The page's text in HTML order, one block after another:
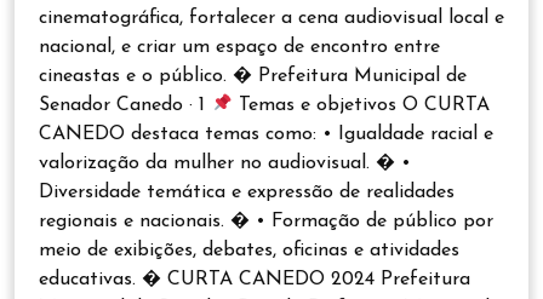
cinematográfica, fortalecer a cena audiovisual local e
nacional, e criar um espaço de encontro entre
cineastas e o público. � Prefeitura Municipal de
Senador Canedo · 1
Temas e objetivos O CURTA
CANEDO destaca temas como: • Igualdade racial e
valorização da mulher no audiovisual. � •
Diversidade temática e expressão de realidades
regionais e nacionais. � • Formação de público por
meio de exibições, debates, oficinas e atividades
educativas. � CURTA CANEDO 2024 Prefeitura